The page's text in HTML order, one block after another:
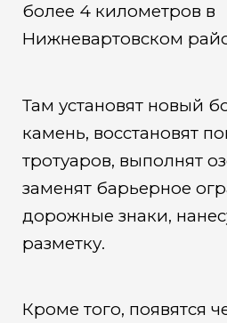
более 4 километров в
Нижневартовском
Там установят новый
камень, восстановят
тротуаров, выполнят
заменят барьерное
дорожные знаки,
разметку.
Кроме того, появятся